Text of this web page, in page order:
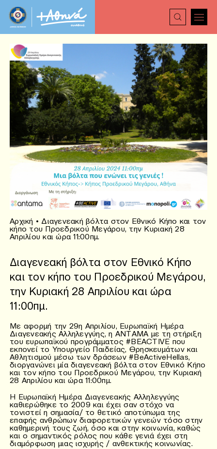
Αρχική • Διαγενεακή βόλτα στον Εθνικό Κήπο και τον
κήπο του Προεδρικού Μεγάρου, την Κυριακή 28
Απριλίου και ώρα 11:00πμ.
Διαγενεακή βόλτα στον Εθνικό Κήπο
και τον κήπο του Προεδρικού Μεγάρου,
την Κυριακή 28 Απριλίου και ώρα
11:00πμ.
Με αφορμή την 29η Απριλίου, Ευρωπαϊκή Ημέρα
Διαγενεακής Αλληλεγγύης, η ΑΝΤΑΜΑ με τη στήριξη
του ευρωπαϊκού προγράμματος #BEACTIVE που
εκπονεί το Υπουργείο Παιδείας, Θρησκευμάτων και
Αθλητισμού μέσω των δράσεων #BeActiveHellas,
διοργανώνει μία διαγενεακή βόλτα στον Εθνικό Κήπο
και τον κήπο του Προεδρικού Μεγάρου, την Κυριακή
28 Απριλίου και ώρα 11:00πμ.
Η Ευρωπαϊκή Ημέρα Διαγενεακής Αλληλεγγύης
καθιερώθηκε το 2009 και έχει σαν στόχο να
τονιστεί η σημασία/ το θετικό αποτύπωμα της
επαφής ανθρώπων διαφορετικών γενεών τόσο στην
καθημερινή τους ζωή, όσο και στην κοινωνία, καθώς
και ο σημαντικός ρόλος που κάθε γενιά έχει στη
διαμόρφωση μιας ισχυρής / ανθεκτικής κοινωνίας.